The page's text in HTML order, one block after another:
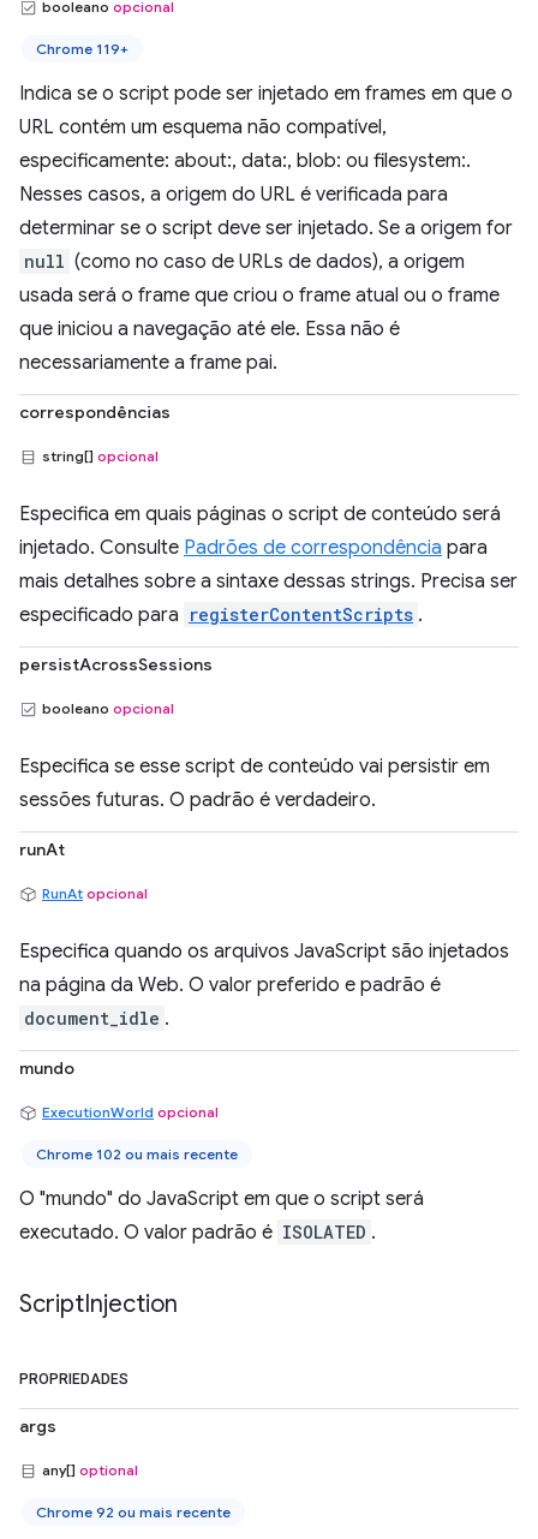
booleano opcional
Chrome 119+
Indica se o script pode ser injetado em frames em que o
URL contém um esquema não compatível,
especificamente: about:, data:, blob: ou filesystem:.
Nesses casos, a origem do URL é verificada para
determinar se o script deve ser injetado. Se a origem for
null (como no caso de URLs de dados), a origem
usada será o frame que criou o frame atual ou o frame
que iniciou a navegação até ele. Essa não é
necessariamente a frame pai.
correspondências
string[] opcional
Especifica em quais páginas o script de conteúdo será
injetado. Consulte Padrões de correspondência para
mais detalhes sobre a sintaxe dessas strings. Precisa ser
especificado para registerContentScripts .
persistAcrossSessions
booleano opcional
Especifica se esse script de conteúdo vai persistir em
sessões futuras. O padrão é verdadeiro.
runAt
RunAt opcional
Especifica quando os arquivos JavaScript são injetados
na página da Web. O valor preferido e padrão é
document_idle .
mundo
ExecutionWorld opcional
Chrome 102 ou mais recente
O "mundo" do JavaScript em que o script será
executado. O valor padrão é ISOLATED .
ScriptInjection
PROPRIEDADES
args
any[] optional
Chrome 92 ou mais recente